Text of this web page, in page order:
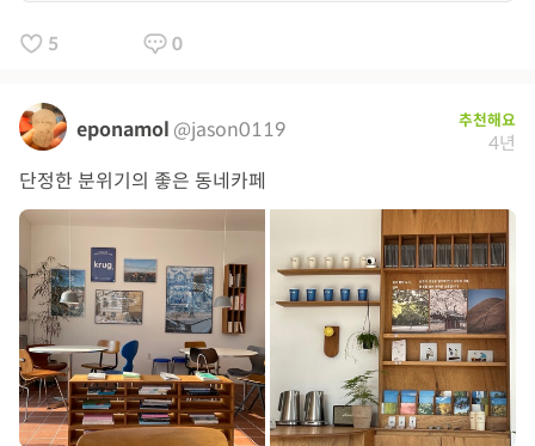
5 0
eponamol @jason0119 추천해요
4년
단정한 분위기의 좋은 동네카페